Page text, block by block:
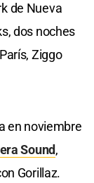
de Nueva
dos noches
Ziggo
en noviembre
Sound,
Gorillaz.